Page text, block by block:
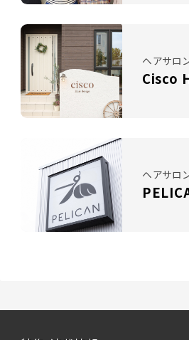
ヘアサロ
Cisco
ヘアサロ